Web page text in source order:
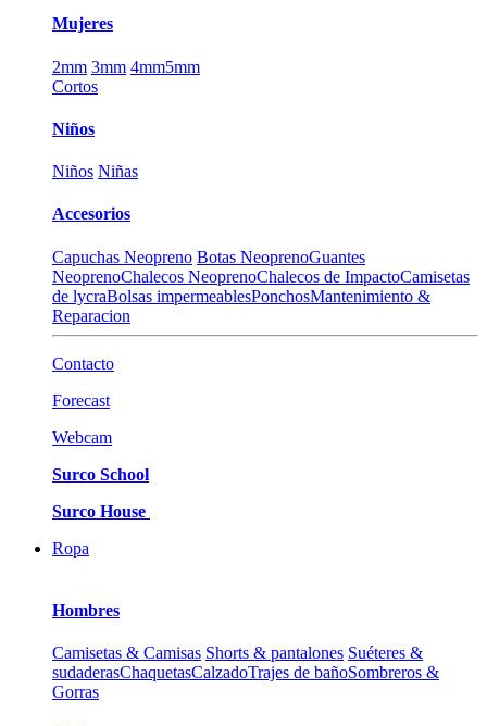
Mujeres
2mm 3mm 4mm5mm
Cortos
Niños
Niños Niñas
Accesorios
Capuchas Neopreno Botas NeoprenoGuantes
NeoprenoChalecos NeoprenoChalecos de ImpactoCamisetas
de lycraBolsas impermeablesPonchosMantenimiento &
Reparacion
Contacto
Forecast
Webcam
Surco School
Surco House
Ropa
Hombres
Camisetas & Camisas Shorts & pantalones Suéteres &
sudaderasChaquetasCalzadoTrajes de bañoSombreros &
Gorras